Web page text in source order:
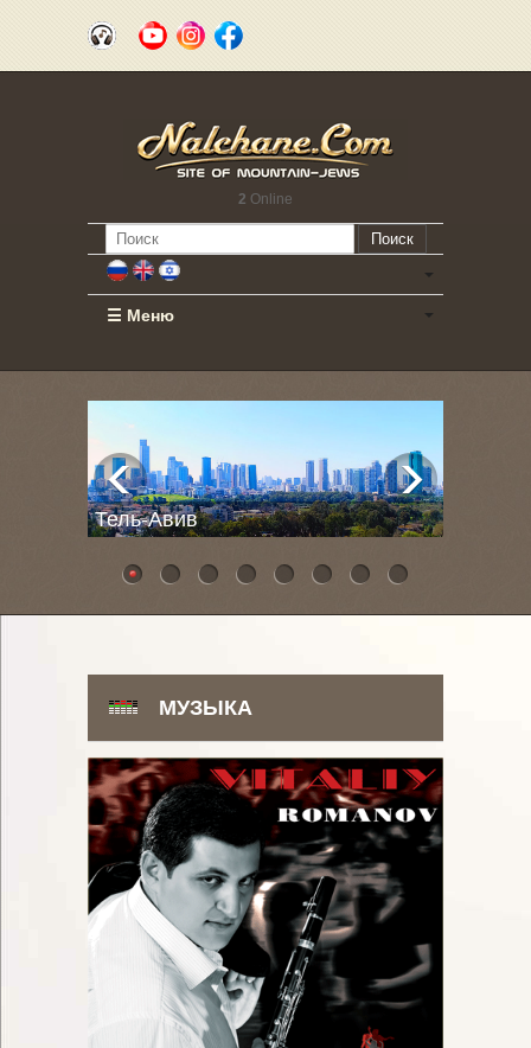
2 Online
Поиск
☰ Меню
Тель-Авив
МУЗЫКА